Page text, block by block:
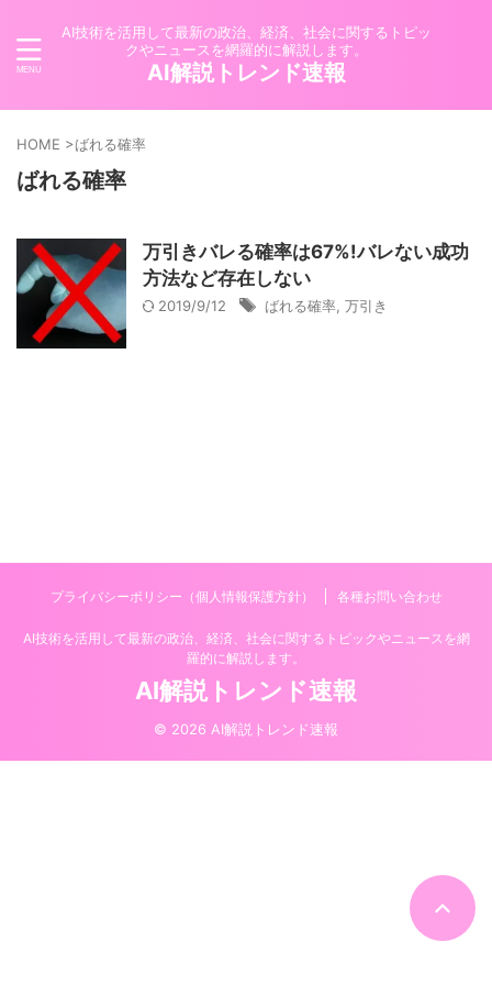
AI技術を活用して最新の政治、経済、社会に関するトピッ
クやニュースを網羅的に解説します。
AI解説トレンド速報
HOME >ばれる確率
ばれる確率
万引きバレる確率は67%!バレない成功
方法など存在しない
2019/9/12 ばれる確率 万引き
プライバシーポリシー（個人情報保護方針） 各種お問い合わせ
AI技術を活用して最新の政治、経済、社会に関するトピックやニュースを網
羅的に解説します。
AI解説トレンド速報
© 2026 AI解説トレンド速報